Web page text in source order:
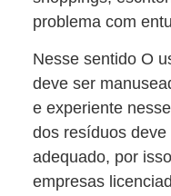
problema com
Nesse sentido O
deve ser
e experiente
dos resíduos deve
adequado, por
empresas